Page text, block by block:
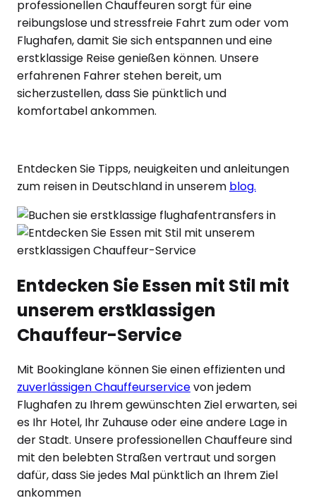
professionellen Chauffeuren sorgt für eine
reibungslose und stressfreie Fahrt zum oder vom
Flughafen, damit Sie sich entspannen und eine
erstklassige Reise genießen können. Unsere
erfahrenen Fahrer stehen bereit, um
sicherzustellen, dass Sie pünktlich und
komfortabel ankommen.
Entdecken Sie Tipps, neuigkeiten und anleitungen
zum reisen in Deutschland in unserem blog.
Entdecken Sie Essen mit Stil mit
unserem erstklassigen
Chauffeur-Service
Mit Bookinglane können Sie einen effizienten und
zuverlässigen Chauffeurservicevon jedem
Flughafen zu Ihrem gewünschten Ziel erwarten, sei
es Ihr Hotel, Ihr Zuhause oder eine andere Lage in
der Stadt. Unsere professionellen Chauffeure sind
mit den belebten Straßen vertraut und sorgen
dafür, dass Sie jedes Mal pünktlich an Ihrem Ziel
ankommen